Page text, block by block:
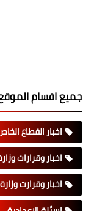
جميع اقسام
اخبار القطاع
اخبار وقرارات
اخبار وقرارت